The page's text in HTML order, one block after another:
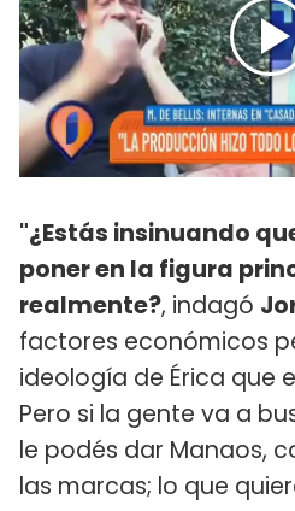
"¿Estás insinuando
poner en la figura
realmente?, indagó
factores económicos
ideología de Érica que
Pero si la gente va a
le podés dar Manaos,
las marcas; lo que